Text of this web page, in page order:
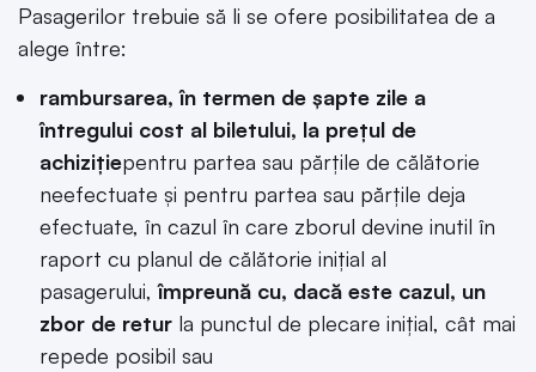
Pasagerilor trebuie să li se ofere posibilitatea de a
alege între:
rambursarea, în termen de şapte zile a
întregului cost al biletului, la preţul de
achiziţiepentru partea sau părţile de călătorie
neefectuate şi pentru partea sau părţile deja
efectuate, în cazul în care zborul devine inutil în
raport cu planul de călătorie iniţial al
pasagerului,împreună cu, dacă este cazul, un
zbor de retur la punctul de plecare iniţial, cât mai
repede posibil sau